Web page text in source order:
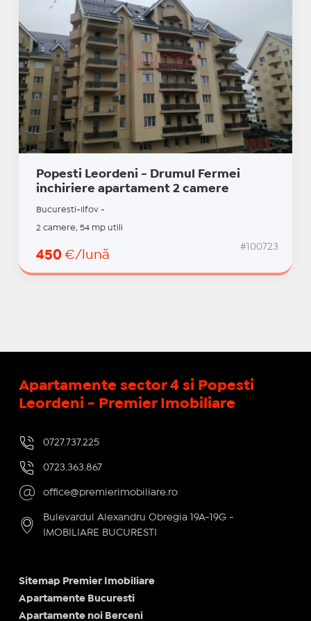
Popesti Leordeni - Drumul Fermei
inchiriere apartament 2 camere
Bucuresti-Ilfov -
2 camere, 54 mp utili
450 €/lună
#100723
Apartamente sector 4 si Popesti
Leordeni - Premier Imobiliare
0727.737.225
0723.363.867
office@premierimobiliare.ro
Bulevardul Alexandru Obregia 19A-19G -
IMOBILIARE BUCURESTI
Sitemap Premier Imobiliare
Apartamente Bucuresti
Apartamente noi Berceni